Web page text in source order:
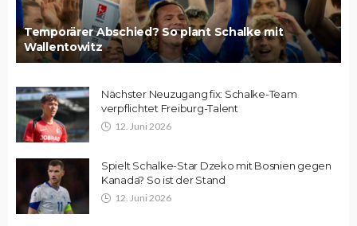
Temporärer Abschied? So plant Schalke mit
Wallentowitz
Nächster Neuzugang fix: Schalke-Team
verpflichtet Freiburg-Talent
12. Juni 2026
Spielt Schalke-Star Dzeko mit Bosnien gegen
Kanada? So ist der Stand
12. Juni 2026